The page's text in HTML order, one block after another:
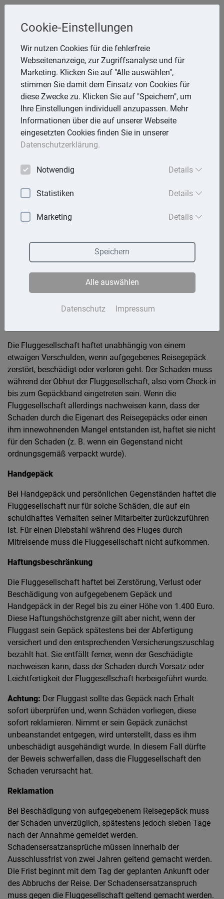
Melzer, StB
Storchsnest 6, 74535 Mainhardt
Telefon: 7903 7736
E-Mail:rathmann.melzer@t-online.de
Lexika
Volltext-Suche in den Lexika
Gepäckschaden oder -verlust bei
Gepäckschäden und den Verlust des Gepäcks ist von
Bedeutung, ob es sich um aufgegebenes Reisegepäck oder
um Handgepäck handelt.
Die Fluggesellschaft haftet unabhängig von einem
etwaigen Verschulden, wenn aufgegebenes Reisegepäck
zerstört, beschädigt oder verloren geht. Der Schaden muss
während der Obhut der Fluggesellschaft, also vom Check-in
bis zum Gepäckband eingetreten sein. Wenn die
Fluggesellschaft allerdings nachweisen kann, dass der
Schaden durch die Eigenart des Reisegepäcks oder einen
ihm innewohnenden Mangel entstanden ist, haftet sie nicht
für den Schaden (z. B. wenn ein Gegenstand nicht
ordnungsgemäß verpackt wurde).
Handgepäck
Bei Handgepäck und persönlichen Gegenständen haftet die
Fluggesellschaft nur für solche Schäden, die auf ein
schuldhaftes Verhalten seiner Mitarbeiter zurückzuführen
ist. Für einen Diebstahl während des Fluges durch
Mitreisende muss die Fluggesellschaft nicht aufkommen.
Haftungsbeschränkung
Die Fluggesellschaft haftet bei Zerstörung, Verlust oder
Beschädigung von aufgegebenem Gepäck und
Handgepäck in der Regel bis zu einer Höhe von 1.400 Euro.
Diese Haftungshöchstgrenze gilt aber nicht, wenn der
Fluggast sein Gepäck spätestens bei der Abfertigung
versichert und den entsprechenden Versicherungszuschlag
bezahlt hat. Sie entfällt ferner, wenn der Geschädigte
nachweisen kann, dass der Schaden durch Vorsatz oder
Leichtfertigkeit der Fluggesellschaft herbeigeführt wurde.
Achtung: Der Fluggast sollte das Gepäck nach Erhalt
sofort überprüfen und, wenn Schäden vorliegen, diese
sofort reklamieren. Nimmt er sein Gepäck zunächst
unbeanstandet entgegen, wird unterstellt, dass es ihm
unbeschädigt ausgehändigt wurde. In diesem Fall dürfte
der Beweis schwerfallen, dass die Fluggesellschaft den
Schaden verursacht hat.
Reklamation
Bei Beschädigung von aufgegebenem Reisegepäck muss
der Schaden unverzüglich, spätestens jedoch sieben Tage
nach der Annahme gemeldet werden.
Schadensersatzansprüche müssen innerhalb der
Ausschlussfrist von zwei Jahren geltend gemacht werden.
Die Frist beginnt mit dem Tag der geplanten Ankunft oder
des Abbruchs der Reise. Der Schadensersatzanspruch
muss gegen die Fluggesellschaft geltend gemacht werden.
Cookie-Einstellungen
Wir nutzen Cookies für die fehlerfreie
Webseitenanzeige, zur Zugriffsanalyse und für
Marketing. Klicken Sie auf "Alle auswählen",
stimmen Sie damit dem Einsatz von Cookies für
diese Zwecke zu. Klicken Sie auf "Speichern", um
Ihre Einstellungen individuell anzupassen. Mehr
Informationen über die auf unserer Webseite
eingesetzten Cookies finden Sie in unserer
Datenschutzerklärung.
Notwendig Details
Statistiken Details
Marketing Details
Datenschutz Impressum
Speichern
Alle auswählen